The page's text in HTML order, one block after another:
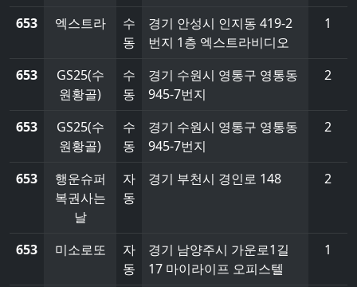
653 엑스트라
수
동
경기 안성시 인지동 419-2
번지 1층 엑스트라비디오
1
653
GS25(수
원황골)
수
동
경기 수원시 영통구 영통동
945-7번지
2
653
GS25(수
원황골)
수
동
경기 수원시 영통구 영통동
945-7번지
2
653
행운슈퍼
복권사는
날
자
동
경기 부천시 경인로 148 2
653 미소로또
자
동
경기 남양주시 가운로1길
17 마이라이프 오피스텔
1